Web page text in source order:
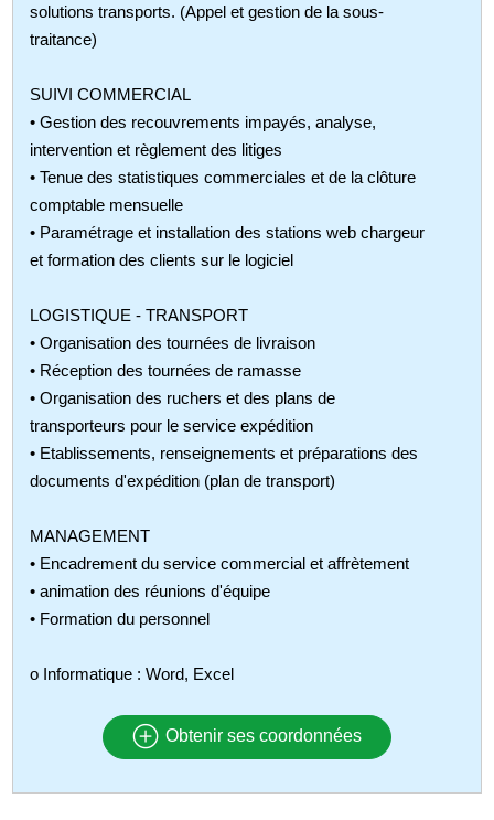
solutions transports. (Appel et gestion de la sous-
traitance)
SUIVI COMMERCIAL
• Gestion des recouvrements impayés, analyse,
intervention et règlement des litiges
• Tenue des statistiques commerciales et de la clôture
comptable mensuelle
• Paramétrage et installation des stations web chargeur
et formation des clients sur le logiciel
LOGISTIQUE - TRANSPORT
• Organisation des tournées de livraison
• Réception des tournées de ramasse
• Organisation des ruchers et des plans de
transporteurs pour le service expédition
• Etablissements, renseignements et préparations des
documents d'expédition (plan de transport)
MANAGEMENT
• Encadrement du service commercial et affrètement
• animation des réunions d'équipe
• Formation du personnel
o Informatique : Word, Excel
Obtenir ses coordonnées